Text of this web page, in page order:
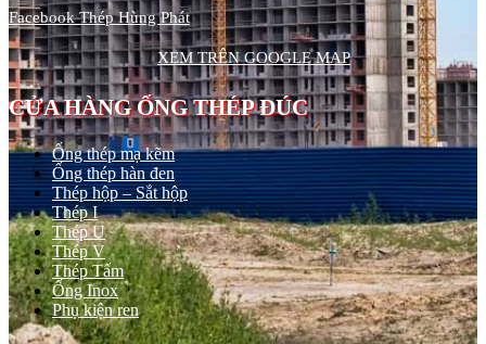
Facebook Thép Hùng Phát
XEM TRÊN GOOGLE MAP
CỬA HÀNG ỐNG THÉP ĐÚC
Ống thép mạ kẽm
Ống thép hàn đen
Thép hộp – Sắt hộp
Thép I
Thép U
Thép V
Thép Tấm
Ống Inox
Phụ kiện ren